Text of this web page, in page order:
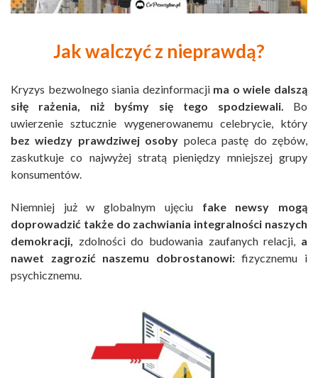
Jak walczyć z nieprawdą?
Kryzys bezwolnego siania dezinformacji ma o wiele dalszą
siłę rażenia, niż byśmy się tego spodziewali. Bo
uwierzenie sztucznie wygenerowanemu celebrycie, który
bez wiedzy prawdziwej osoby poleca pastę do zębów,
zaskutkuje co najwyżej stratą pieniędzy mniejszej grupy
konsumentów.
Niemniej już w globalnym ujęciufake newsy mogą
doprowadzić także do zachwiania integralności naszych
demokracji, zdolności do budowania zaufanych relacji, a
nawet zagrozić naszemu dobrostanowi:fizycznemu i
psychicznemu.